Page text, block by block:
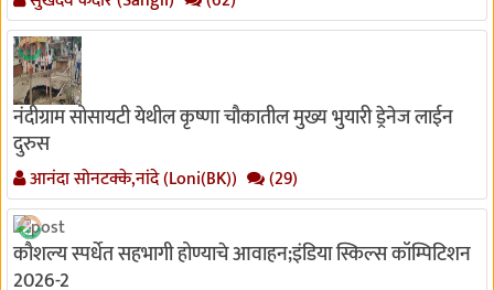
नंदीग्राम सोसायटी येथील कृष्णा चौकातील मुख्य भुयारी ड्रेनेज लाईन
दुरुस
आनंदा सोनटक्के,नांदे (Loni(BK)) (29)
कौशल्य स्पर्धेत सहभागी होण्याचे आवाहन;इंडिया स्किल्स कॉम्पिटिशन
2026-2